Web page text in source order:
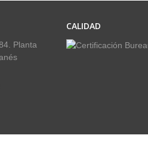
Planta
CALIDAD